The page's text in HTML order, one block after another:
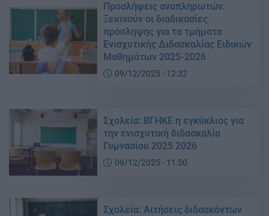
Προσλήψεις αναπληρωτών:
Ξεκινούν οι διαδικασίες
πρόσληψης για τα τμήματα
Ενισχυτικής Διδασκαλίας Ειδικών
Μαθημάτων 2025-2026
09/12/2025 - 12:32
Σχολεία: ΒΓΗΚΕ η εγκύκλιος για
την ενισχυτική διδασκαλία
Γυμνασίου 2025 2026
09/12/2025 - 11:50
Σχολεία: Αιτήσεις διδασκόντων